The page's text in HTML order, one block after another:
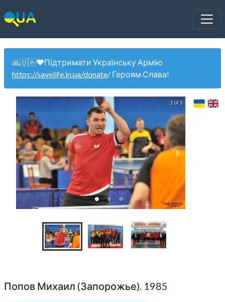
🙏🇺🇦❤️Підтримати Українську Армію
https://savelife.in.ua/donate/ Героям Слава!
1 of 3
Попов Михаил (Запорожье). 1985